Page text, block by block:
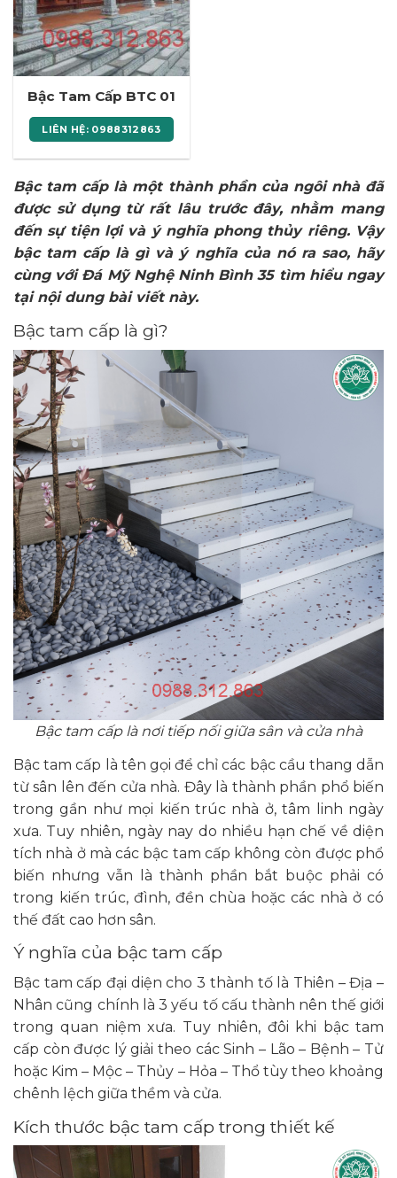
Bậc Tam Cấp BTC 01
LIÊN HỆ: 0988312863
Bậc tam cấp là một thành phần của ngôi nhà đã
được sử dụng từ rất lâu trước đây, nhằm mang
đến sự tiện lợi và ý nghĩa phong thủy riêng. Vậy
bậc tam cấp là gì và ý nghĩa của nó ra sao, hãy
cùng với Đá Mỹ Nghệ Ninh Bình 35 tìm hiểu ngay
tại nội dung bài viết này.
Bậc tam cấp là gì?
Bậc tam cấp là nơi tiếp nối giữa sân và cửa nhà
Bậc tam cấp là tên gọi để chỉ các bậc cầu thang dẫn
từ sân lên đến cửa nhà. Đây là thành phần phổ biến
trong gần như mọi kiến trúc nhà ở, tâm linh ngày
xưa. Tuy nhiên, ngày nay do nhiều hạn chế về diện
tích nhà ở mà các bậc tam cấp không còn được phổ
biến nhưng vẫn là thành phần bắt buộc phải có
trong kiến trúc, đình, đền chùa hoặc các nhà ở có
thế đất cao hơn sân.
Ý nghĩa của bậc tam cấp
Bậc tam cấp đại diện cho 3 thành tố là Thiên – Địa –
Nhân cũng chính là 3 yếu tố cấu thành nên thế giới
trong quan niệm xưa. Tuy nhiên, đôi khi bậc tam
cấp còn được lý giải theo các Sinh – Lão – Bệnh – Tử
hoặc Kim – Mộc – Thủy – Hỏa – Thổ tùy theo khoảng
chênh lệch giữa thềm và cửa.
Kích thước bậc tam cấp trong thiết kế